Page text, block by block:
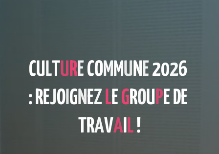
CULTURECOMMUNE2026
:REJOIGNEZ LEGROUPE DE
TRAVAIL!